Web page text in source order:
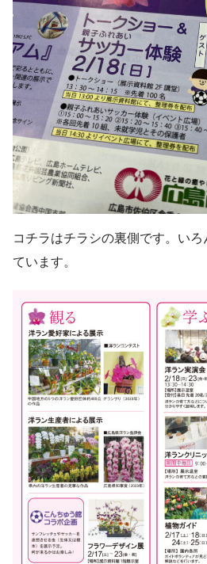
コチラはチラシの裏側です。い
ています。